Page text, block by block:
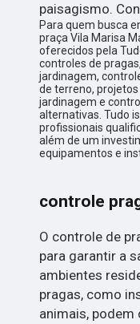
paisagismo.
Para quem busca
praça Vila Marisa
oferecidos pela
controles de
jardinagem,
de terreno,
jardinagem e
alternativas. Tudo
profissionais
além de um
equipamentos e
controle
O controle de
para garantir a
ambientes
pragas, como
animais, podem